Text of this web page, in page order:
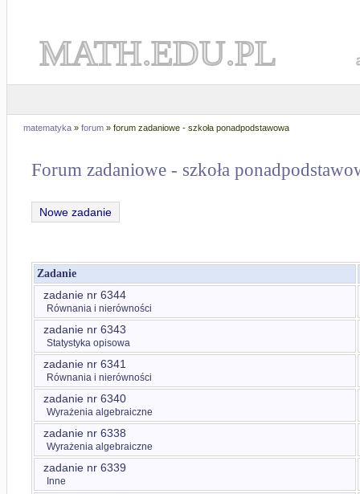
MATH.EDU.PL
matematyka » forum » forum zadaniowe - szkoła ponadpodstawowa
Forum zadaniowe - szkoła
Nowe zadanie
Zadanie
zadanie nr 6344
Równania i nierówności
zadanie nr 6343
Statystyka opisowa
zadanie nr 6341
Równania i nierówności
zadanie nr 6340
Wyrażenia algebraiczne
zadanie nr 6338
Wyrażenia algebraiczne
zadanie nr 6339
Inne